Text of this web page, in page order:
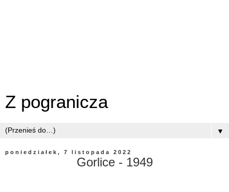
Z pogranicza
▼
poniedziałek, 7 listopada 2022
Gorlice - 1949